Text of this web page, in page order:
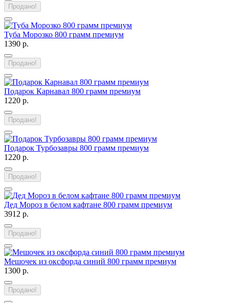
Продано!
Туба Морозко 800 грамм премиум
1390 р.
Продано!
Подарок Карнавал 800 грамм премиум
1220 р.
Продано!
Подарок Турбозавры 800 грамм премиум
1220 р.
Продано!
Дед Мороз в белом кафтане 800 грамм премиум
3912 р.
Продано!
Мешочек из оксфорда синий 800 грамм премиум
1300 р.
Продано!